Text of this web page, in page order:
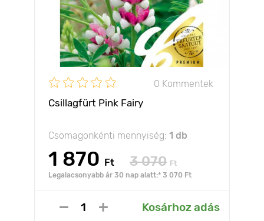
0 Kommentek
Csillagfürt Pink Fairy
Csomagonkénti mennyiség: 1 db
1 870 Ft 3 070 Ft
Legalacsonyabb ár 30 nap alatt:* 3 070 Ft
Kosárhoz adás